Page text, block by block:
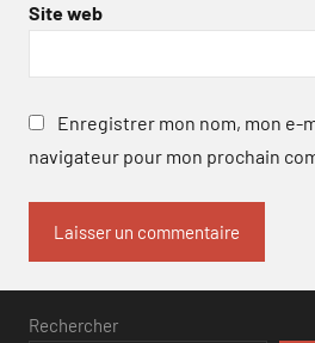
Site web
Enregistrer mon nom, mon e-
navigateur pour mon prochain
Rechercher